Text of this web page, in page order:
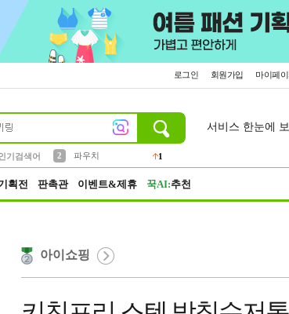
로그인 회원가입 마이페
기검색어
2
파우치
1
서비스 한눈에 보
획전 판촉관 이벤트&제휴 꾹AI:추천
아이쇼핑